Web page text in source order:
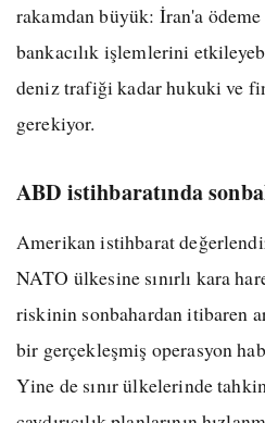
rakamdan büyük: İran'a ödeme
bankacılık işlemlerini
deniz trafiği kadar hukuki ve
gerekiyor.
ABD istihbaratında
Amerikan istihbarat
NATO ülkesine sınırlı kara
riskinin sonbahardan itibaren
bir gerçekleşmiş operasyon
Yine de sınır ülkelerinde